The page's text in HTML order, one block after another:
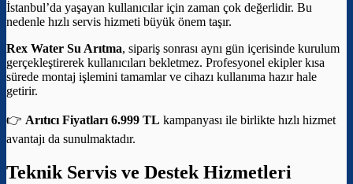
İstanbul’da yaşayan kullanıcılar için zaman çok değerlidir. Bu
nedenle hızlı servis hizmeti büyük önem taşır.
Rex Water Su Arıtma, sipariş sonrası aynı gün içerisinde kurulum
gerçekleştirerek kullanıcıları bekletmez. Profesyonel ekipler kısa
sürede montaj işlemini tamamlar ve cihazı kullanıma hazır hale
getirir.
👉 Arıtıcı Fiyatları 6.999 TL kampanyası ile birlikte hızlı hizmet
avantajı da sunulmaktadır.
Teknik Servis ve Destek Hizmetleri